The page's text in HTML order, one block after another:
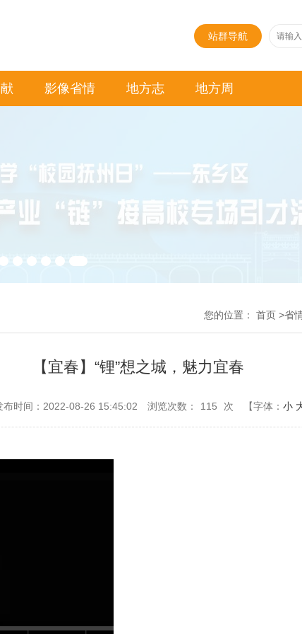
站群导航
影像省情 地方志 地方周
您的位置： 首页 >省
【宜春】“锂”想之城，魅力宜春
布时间：2022-08-26 15:45:02 浏览次数： 115 次 【字体： 小